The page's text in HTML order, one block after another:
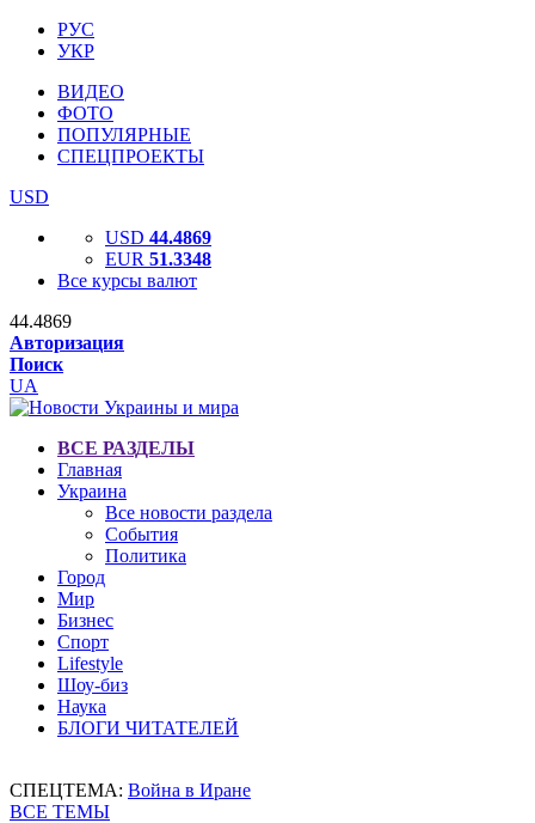
РУС
УКР
ВИДЕО
ФОТО
ПОПУЛЯРНЫЕ
СПЕЦПРОЕКТЫ
USD
USD 44.4869
EUR 51.3348
Все курсы валют
44.4869
Авторизация
Поиск
UA
ВСЕ РАЗДЕЛЫ
Главная
Украина
Все новости раздела
События
Политика
Город
Мир
Бизнес
Спорт
Lifestyle
Шоу-биз
Наука
БЛОГИ ЧИТАТЕЛЕЙ
СПЕЦТЕМА: Война в Иране
ВСЕ ТЕМЫ